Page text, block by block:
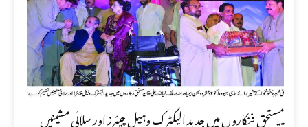
مستحق فنکاروں میں جدید الیکٹرک وہیل چیئرز اور سلائی مشینیں